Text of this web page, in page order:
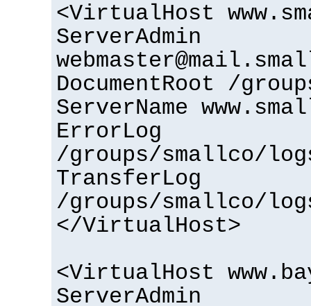
<VirtualHost
ServerAdmin
DocumentRoot /
ServerName
ErrorLog
/groups/smallco/
TransferLog
/groups/smallco/
</VirtualHost>
<VirtualHost
ServerAdmin